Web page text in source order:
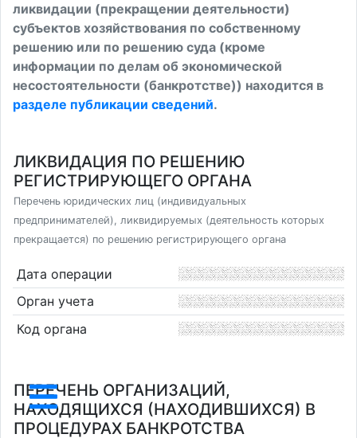
ликвидации (прекращении деятельности)
субъектов хозяйствования по собственному
решению или по решению суда (кроме
информации по делам об экономической
несостоятельности (банкротстве)) находится в
разделе публикации сведений.
ЛИКВИДАЦИЯ ПО РЕШЕНИЮ
РЕГИСТРИРУЮЩЕГО ОРГАНА
Перечень юридических лиц (индивидуальных
предпринимателей), ликвидируемых (деятельность которых
прекращается) по решению регистрирующего органа
Дата операции
Орган учета
Код органа
ПЕРЕЧЕНЬ ОРГАНИЗАЦИЙ,
НАХОДЯЩИХСЯ (НАХОДИВШИХСЯ) В
ПРОЦЕДУРАХ БАНКРОТСТВА